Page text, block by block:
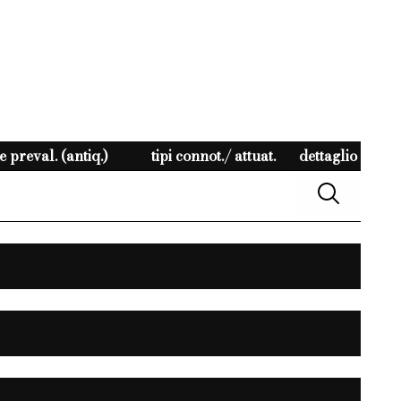
preval. (antiq.) tipi connot./ attuat. dettaglio